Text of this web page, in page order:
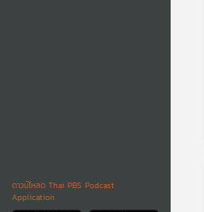
ดาวน์โหลด Thai PBS Podcast
Application